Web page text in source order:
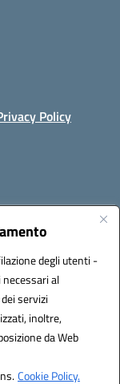
degli utenti -
al
servizi
inoltre,
da Web
Cookie Policy.
Policy
S.r.l.